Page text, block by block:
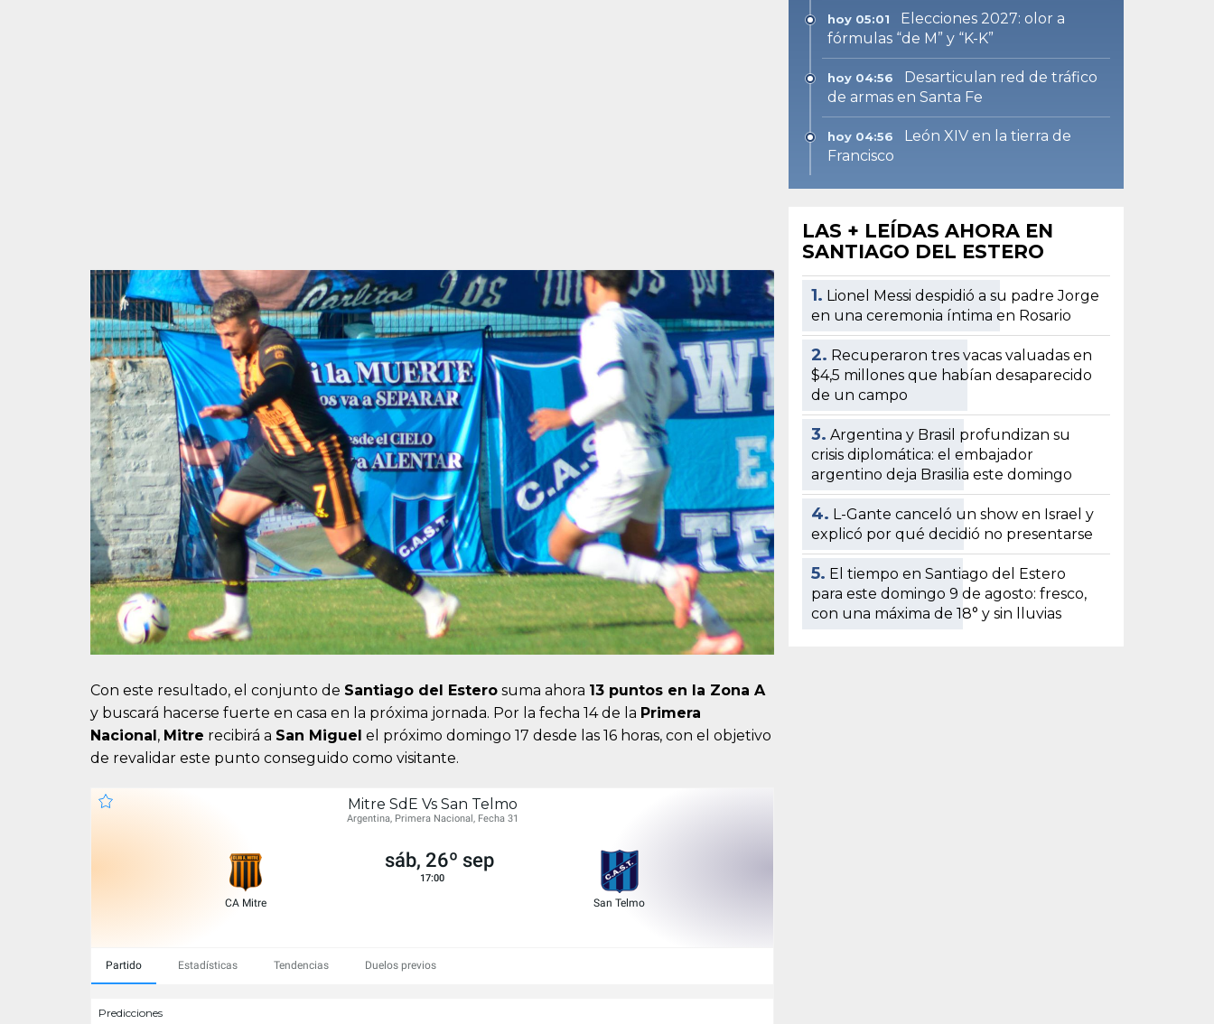
Con este resultado, el conjunto de Santiago del Estero suma ahora 13 puntos en la Zona A
y buscará hacerse fuerte en casa en la próxima jornada. Por la fecha 14 de la Primera
Nacional, Mitre recibirá a San Miguel el próximo domingo 17 desde las 16 horas, con el objetivo
de revalidar este punto conseguido como visitante.
Mitre SdE Vs San Telmo
Argentina, Primera Nacional, Fecha 31
CA Mitre
sáb, 26º sep
17:00
San Telmo
Partido Estadísticas Tendencias Duelos previos
Predicciones
hoy 05:01
Elecciones 2027: olor a
fórmulas “de M” y “K-K”
hoy 04:56
Desarticulan red de tráfico
de armas en Santa Fe
hoy 04:56
León XIV en la tierra de
Francisco
LAS + LEÍDAS AHORA EN
SANTIAGO DEL ESTERO
1. Lionel Messi despidió a su padre Jorge
en una ceremonia íntima en Rosario
2. Recuperaron tres vacas valuadas en
$4,5 millones que habían desaparecido
de un campo
3. Argentina y Brasil profundizan su
crisis diplomática: el embajador
argentino deja Brasilia este domingo
4. L-Gante canceló un show en Israel y
explicó por qué decidió no presentarse
5. El tiempo en Santiago del Estero
para este domingo 9 de agosto: fresco,
con una máxima de 18° y sin lluvias